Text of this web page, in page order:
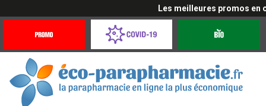
Les meilleures promos en
Offres
Coronavirus